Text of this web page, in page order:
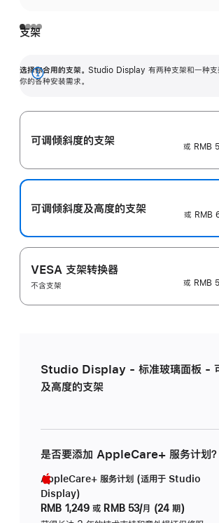
支架
选择你合用的支架。 Studio Display 有两种支架和一种支
你的各种安装需求。
展
可调倾斜度的支架
或 RMB
可调倾斜度及高‍度的支‍架
或 RMB
VESA 支架转换器
不含支架
或 RMB
Studio Display - 标准玻璃面板 -
及高度的支架
是否要添加 AppleCare+ 服务计划？
AppleCare+ 服务计划 (适用于 Studio
Display)
RMB 1,249 或 RMB 53/月 (24 期)